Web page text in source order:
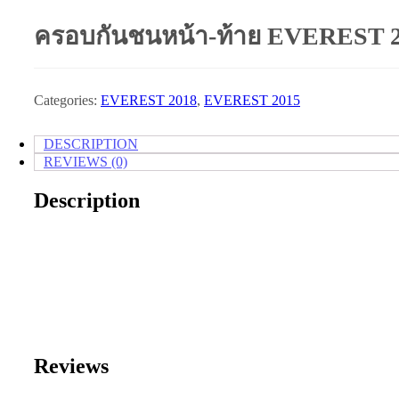
ครอบกันชนหน้า-ท้าย EVEREST
Categories: EVEREST 2018, EVEREST 2015
DESCRIPTION
REVIEWS (0)
Description
Reviews